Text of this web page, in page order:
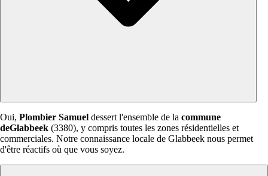
Oui, Plombier Samuel dessert l'ensemble de la commune
deGlabbeek (3380), y compris toutes les zones résidentielles et
commerciales. Notre connaissance locale de Glabbeek nous permet
d'être réactifs où que vous soyez.